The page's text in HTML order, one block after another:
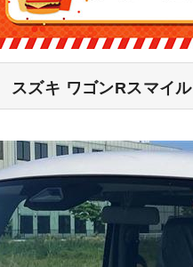
スズキ ワゴンRスマイル